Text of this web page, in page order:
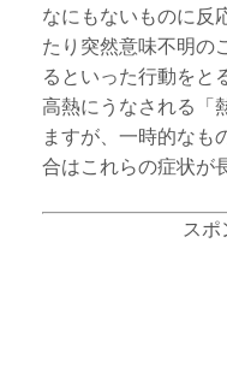
なにもないものに反
たり突然意味不明の
るといった行動をと
高熱にうなされる「
ますが、一時的なも
合はこれらの症状が
スポ